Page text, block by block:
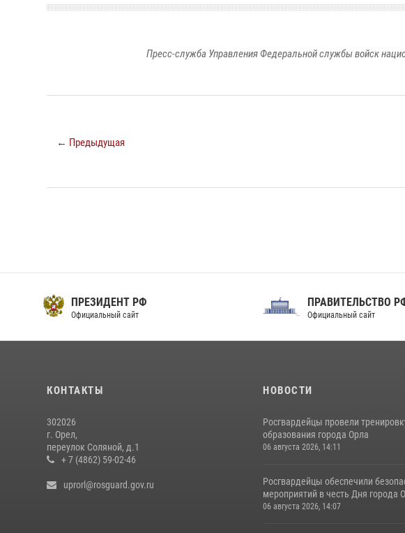
Пресс-служба Управления Федеральной службы войск
← Предыдущая
ПРЕЗИДЕНТ РФ
Официальный сайт
ПРАВИТЕЛЬСТВО
Официальный сайт
КОНТАКТЫ
302026
г. Орел,
переулок Соляной, д.1
+ 7 (4862) 59-02-46
uprorl@rosguard.gov.ru
НОВОСТИ
Росгвардейцы провели
образования города Орла
06 августа 2026, 14:11
Росгвардейцы обеспечили
мероприятий в честь Дня города
06 августа 2026, 14:07